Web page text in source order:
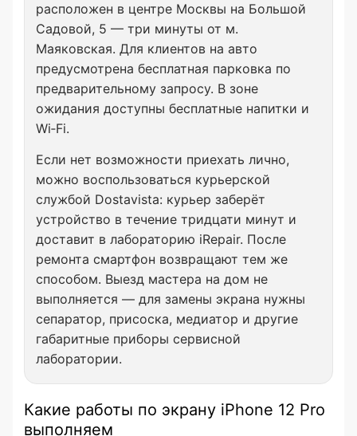
расположен в центре Москвы на Большой
Садовой, 5 — три минуты от м.
Маяковская. Для клиентов на авто
предусмотрена бесплатная парковка по
предварительному запросу. В зоне
ожидания доступны бесплатные напитки и
Wi‑Fi.
Если нет возможности приехать лично,
можно воспользоваться курьерской
службой Dostavista: курьер заберёт
устройство в течение тридцати минут и
доставит в лабораторию iRepair. После
ремонта смартфон возвращают тем же
способом. Выезд мастера на дом не
выполняется — для замены экрана нужны
сепаратор, присоска, медиатор и другие
габаритные приборы сервисной
лаборатории.
Какие работы по экрану iPhone 12 Pro
выполняем